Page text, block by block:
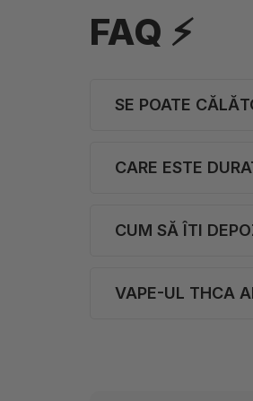
FAQ ⚡
SE POATE
CARE ESTE
CUM SĂ ÎTI
VAPE-UL THCA